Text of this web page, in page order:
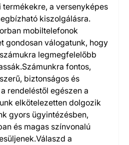
a versenyképes
kiszolgálásra.
mobiltelefonok
gondosan válogatunk, hogy
legmegfelelőbb
fontos,
biztonságos és
rendeléstől egészen a
elkötelezetten dolgozik
gyors ügyintézésben,
és magas színvonalú
a